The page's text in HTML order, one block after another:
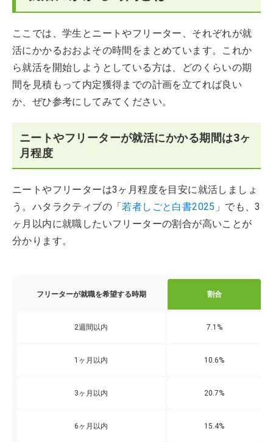
ここでは、学生とニートやフリーター、それぞれが就
活にかかるおおよその時間をまとめています。これか
ら就活を開始しようとしている方は、どのくらいの期
間を見積もって内定獲得までの計画を立てれば良い
か、ぜひ参考にしてみてください。
ニートやフリーターが就活にかかる期間は3ヶ
月程度
ニートやフリーターは3ヶ月程度を目安に就活しましょ
う。ハタラクティブの「若者しごと白書2025 」でも、3
ヶ月以内に就職したいフリーターの割合が高いことが
分かります。
フリーターが就職を希望する時期 割合
2週間以内 7.1%
1ヶ月以内 10.6%
3ヶ月以内 20.7%
6ヶ月以内 15.4%